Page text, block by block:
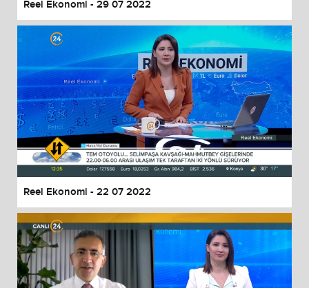
Reel Ekonomi - 29 07 2022
Reel Ekonomi - 22 07 2022